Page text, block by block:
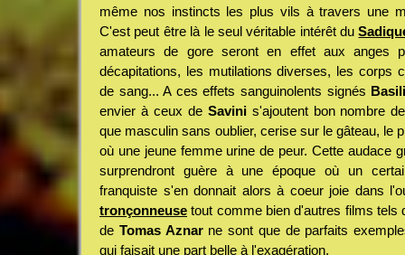
même nos instincts les plus vils à travers une
C'est peut être là le seul véritable intérêt du
amateurs de gore seront en effet aux anges
décapitations, les mutilations diverses, les corps
de sang... A ces effets sanguinolents signés
envier à ceux de Savinis'ajoutent bon nombre
que masculin sans oublier, cerise sur le gâteau, le
où une jeune femme urine de peur. Cette audace
surprendront guère à une époque où un
franquiste s'en donnait alors à coeur joie dans
tronçonneuse tout comme bien d'autres films tels
de Tomas Aznarne sont que de parfaits
qui faisait une part belle à l'exagération.